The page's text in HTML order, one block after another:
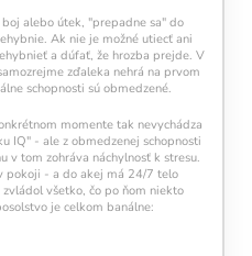
alebo útek, "prepadne sa" do
Ak nie je možné utiecť ani
a dúfať, že hrozba prejde. V
zďaleka nehrá na prvom
schopnosti sú obmedzené.
momente tak nevychádza
IQ" - ale z obmedzenej schopnosti
v tom zohráva náchylnosť k stresu.
pokoji - a do akej má 24/7 telo
všetko, čo po ňom niekto
je celkom banálne: